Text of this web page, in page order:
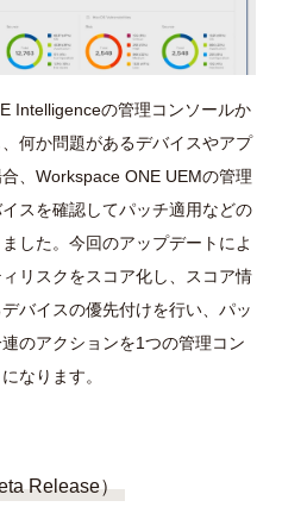
Intelligenceの管理コンソールか
何か問題があるデバイスやアプ
、 Workspace ONE UEMの管理
スを確認してパッチ適用などの
した。今回のアップデートによ
リスクをスコア化し、スコア情
バイスの優先付けを行い、パッ
のアクションを1つの管理コン
なります。
Release）